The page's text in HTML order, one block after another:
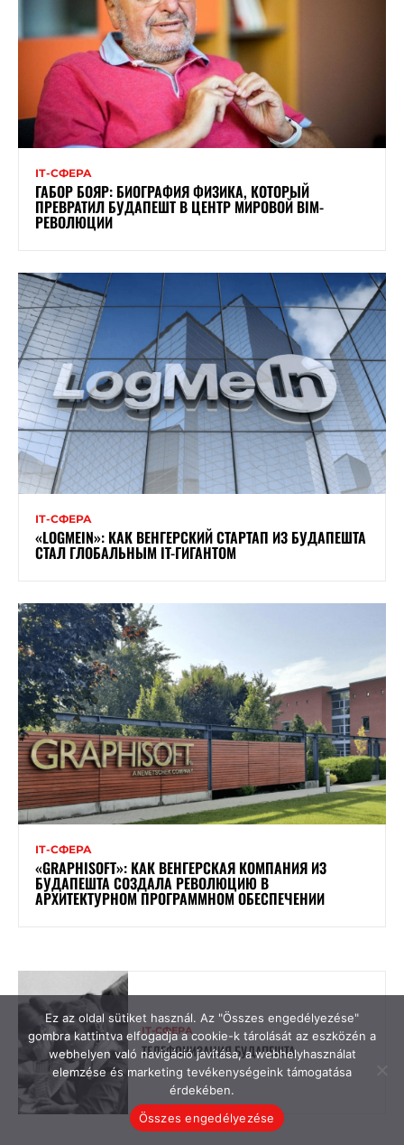
Ez az oldal sütiket használ. Az "Összes engedélyezése"
gombra kattintva elfogadja a cookie-k tárolását az eszközén a
webhelyen való navigáció javítása, a webhelyhasználat
elemzése és marketing tevékenységeink támogatása
érdekében.
Összes engedélyezése